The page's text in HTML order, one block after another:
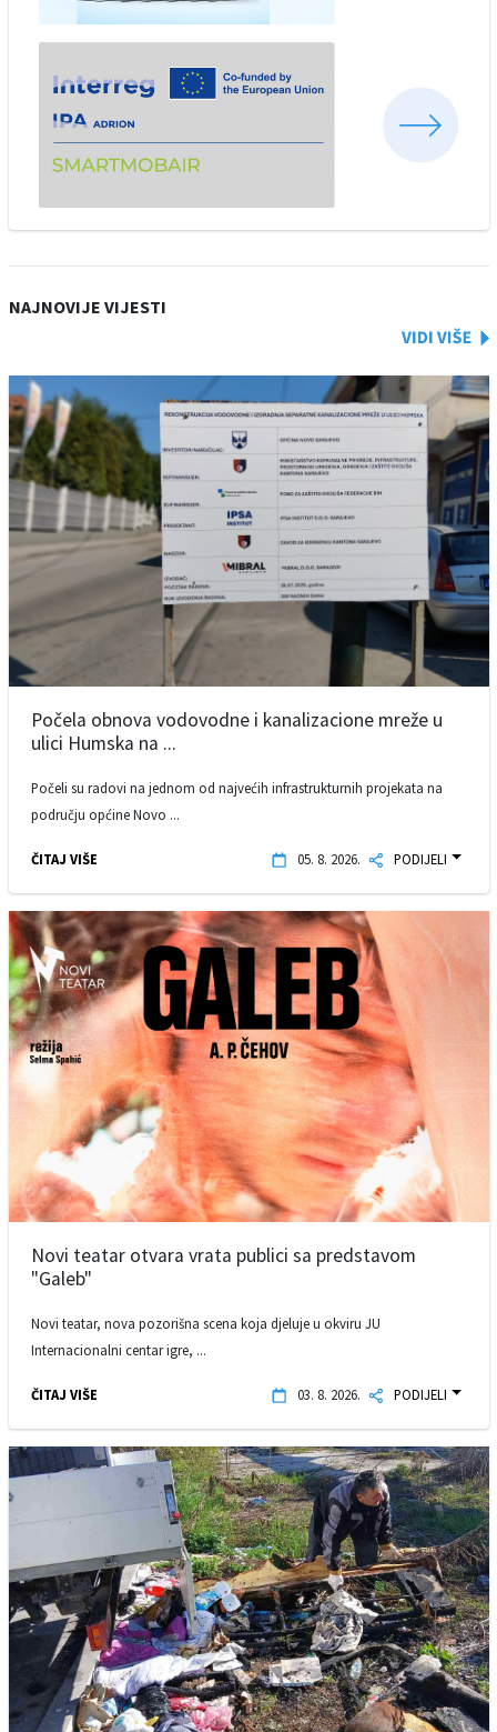
NAJNOVIJE VIJESTI
Počela obnova vodovodne i kanalizacione mreže u
ulici Humska na ...
Počeli su radovi na jednom od najvećih infrastrukturnih projekata na
području općine Novo ...
ČITAJ VIŠE 05. 8. 2026. PODIJELI
Novi teatar otvara vrata publici sa predstavom
"Galeb"
Novi teatar, nova pozorišna scena koja djeluje u okviru JU
Internacionalni centar igre, ...
ČITAJ VIŠE 03. 8. 2026. PODIJELI